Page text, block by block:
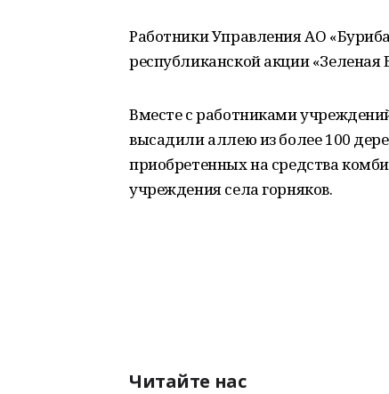
Работники Управления АО
республиканской акции «Зеленая
Вместе с работниками
высадили аллею из более 100
приобретенных на средства
учреждения села горняков.
Читайте нас